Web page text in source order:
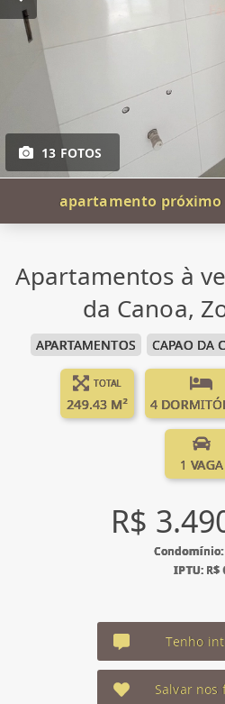
13 FOTOS
apartamento
Apartamentos à
da Canoa,
APARTAMENTOS CAPAO DA
TOTAL
249.43 M² 4
1 VAGA
R$
Condomínio:
IPTU: R$
Tenho
Salvar nos